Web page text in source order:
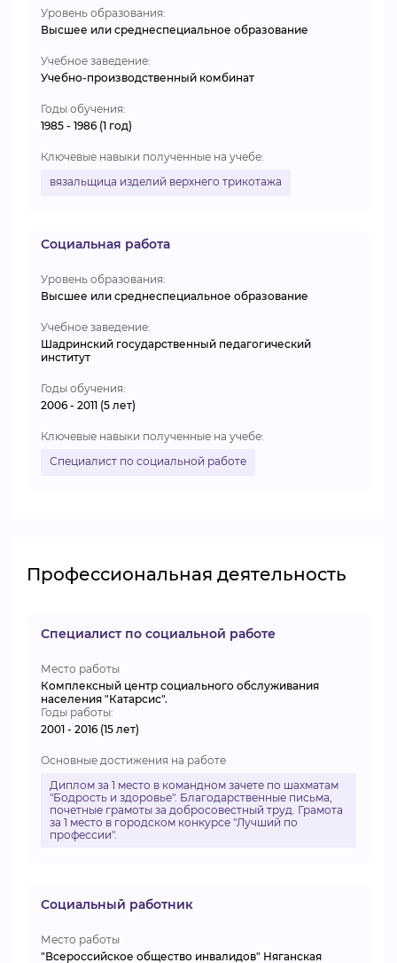
Уровень образования:
Высшее или среднеспециальное образование
Учебное заведение:
Учебно-производственный комбинат
Годы обучения:
1985 - 1986 (1 год)
Ключевые навыки полученные на учебе:
вязальщица изделий верхнего трикотажа
Социальная работа
Уровень образования:
Высшее или среднеспециальное образование
Учебное заведение:
Шадринский государственный педагогический
институт
Годы обучения:
2006 - 2011 (5 лет)
Ключевые навыки полученные на учебе:
Специалист по социальной работе
Профессиональная деятельность
Специалист по социальной работе
Место работы
Комплексный центр социального обслуживания
населения "Катарсис".
Годы работы:
2001 - 2016 (15 лет)
Основные достижения на работе
Диплом за 1 место в командном зачете по шахматам
"Бодрость и здоровье". Благодарственные письма,
почетные грамоты за добросовестный труд. Грамота
за 1 место в городском конкурсе "Лучший по
профессии".
Социальный работник
Место работы
"Всероссийское общество инвалидов" Няганская